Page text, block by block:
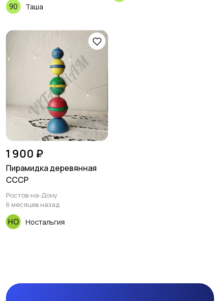
Таша
1 900 ₽
Пирамидка деревянная
СССР
Ростов-на-Дону
6 месяцев назад
Ностальгия